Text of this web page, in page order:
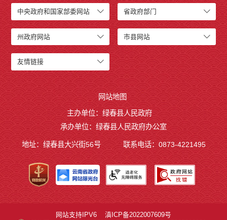
中央政府和国家部委网站 省政府部门
州政府网站 市县网站
友情链接
网站地图
主办单位：绿春县人民政府
承办单位：绿春县人民政府办公室
地址：绿春县大兴街56号 联系电话：0873-4221495
网站支持IPV6
滇ICP备2022007609号